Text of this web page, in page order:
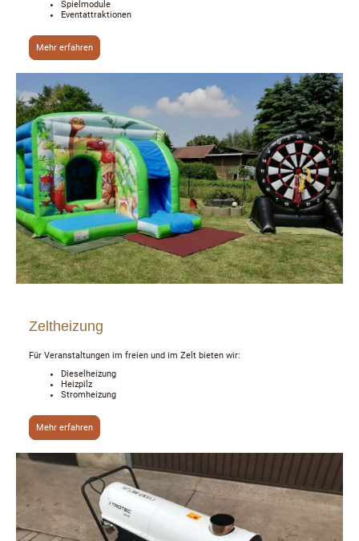
Spielmodule
Eventattraktionen
Mehr erfahren
Zeltheizung
Für Veranstaltungen im freien und im Zelt bieten wir:
Dieselheizung
Heizpilz
Stromheizung
Mehr erfahren